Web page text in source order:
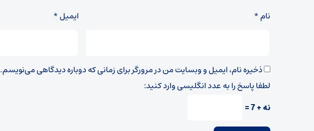
نام* ایمیل*
ذخیره نام، ایمیل و وبسایت من در مرورگر برای زمانی که دوباره دیدگاهی می‌نویسم.
لطفا پاسخ را به عدد انگلیسی وارد کنید:
نه + 7 =